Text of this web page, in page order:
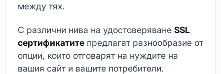
между тях.
С различни нива на удостоверяване SSL
сертификатите предлагат разнообразие от
опции, които отговарят на нуждите на
вашия сайт и вашите потребители.